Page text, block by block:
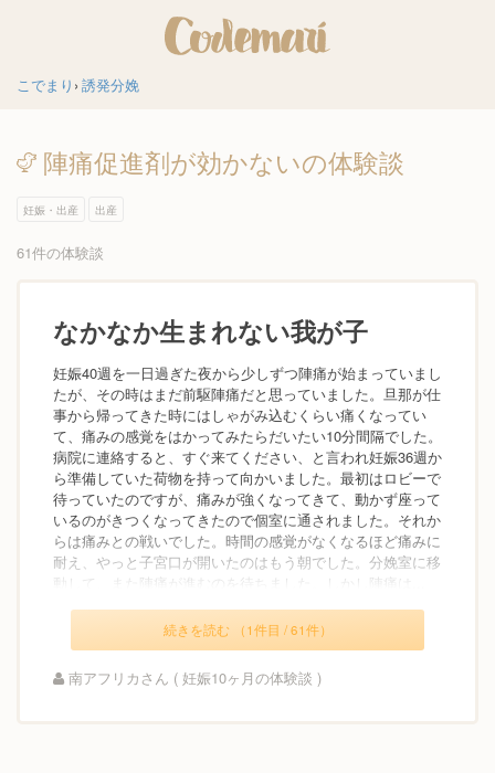
こでまり 誘発分娩
陣痛促進剤が効かないの体験談
妊娠・出産 出産
61件の体験談
なかなか生まれない我が子
妊娠40週を一日過ぎた夜から少しずつ陣痛が始まっていまし
たが、その時はまだ前駆陣痛だと思っていました。旦那が仕
事から帰ってきた時にはしゃがみ込むくらい痛くなってい
て、痛みの感覚をはかってみたらだいたい10分間隔でした。
病院に連絡すると、すぐ来てください、と言われ妊娠36週か
ら準備していた荷物を持って向かいました。最初はロビーで
待っていたのですが、痛みが強くなってきて、動かず座って
いるのがきつくなってきたので個室に通されました。それか
らは痛みとの戦いでした。時間の感覚がなくなるほど痛みに
耐え、やっと子宮口が開いたのはもう朝でした。分娩室に移
動して、また陣痛が進むのを待ちました。しかし陣痛は...
続きを読む （1件目 / 61件）
南アフリカさん ( 妊娠10ヶ月の体験談 )